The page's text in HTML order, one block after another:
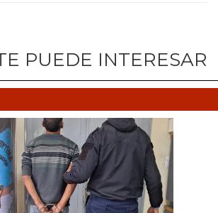
PUEDE INTERESAR